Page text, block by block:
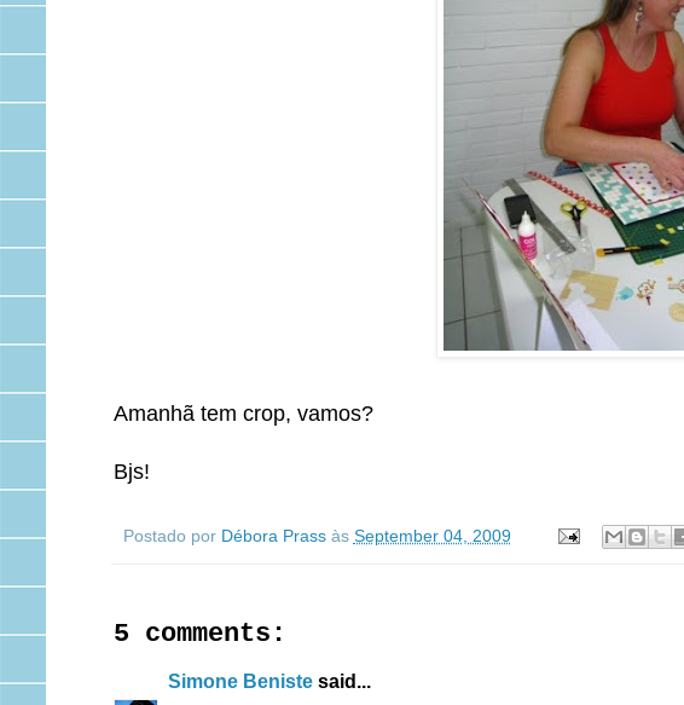
Amanhã tem crop, vamos?
Bjs!
Postado por Débora Prass às September 04, 2009
5 comments:
Simone Benistesaid...